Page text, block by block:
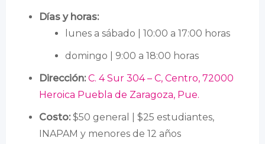
Días y horas:
lunes a sábado | 10:00 a 17:00 horas
domingo | 9:00 a 18:00 horas
Dirección: C. 4 Sur 304 – C, Centro, 72000
Heroica Puebla de Zaragoza, Pue.
Costo:$50 general | $25 estudiantes,
INAPAM y menores de 12 años